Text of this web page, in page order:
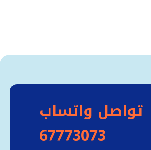
تواصل واتساب
67773073